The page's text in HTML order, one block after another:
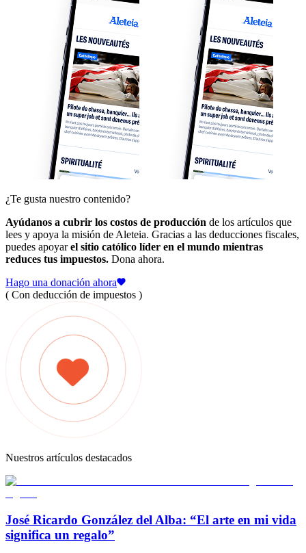
¿Te gusta nuestro contenido?
Ayúdanos a cubrir los costos de producción de los artículos que
lees y apoya la misión de Aleteia. Gracias a las deducciones fiscales,
puedes apoyarel sitio católico líder en el mundo mientras
reduces tus impuestos. Dona ahora.
Hago una donación ahora
( Con deducción de impuestos )
Nuestros artículos destacados
José Ricardo González del Alba: “El arte en mi vida
significa un regalo”